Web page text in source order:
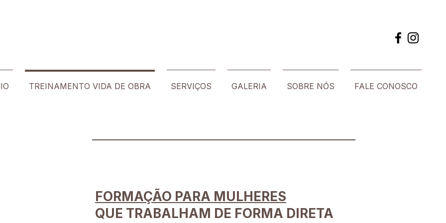
FORMAÇÃO PARA MULHERES
QUE TRABALHAM DE FORMA DIRETA
TREINAMENTO VIDA DE OBRA SERVIÇOS GALERIA SOBRE NÓS FALE CONOSCO